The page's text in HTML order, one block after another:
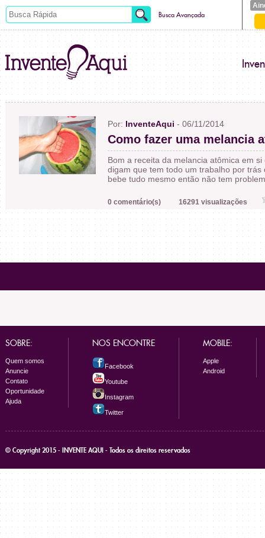
Busca Avançada
Por: InventeAqui - 06/11/2014
Como fazer uma melancia
Bom a receita da melancia atômica em
digam que tem todo um trabalho por
bebe tudo mesmo então não tem
0 comentário(s) 16291 visualizações
SOBRE:
Quem somos
Anuncie
Contato
Oportunidade
Ajuda
NOS ENCONTRE
Facebook
Youtube
Instagram
Twitter
MOBILE:
Apple
Android
© Copyright 2015 - INVENTE AQUI - Todos os direitos reservados